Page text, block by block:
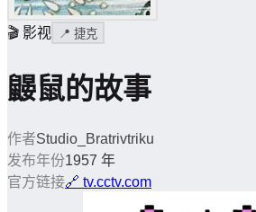
🎬 影视 📍 捷克
鼹鼠的故事
作者Studio_Bratrivtriku
发布年份1957 年
官方链接🔗 tv.cctv.com